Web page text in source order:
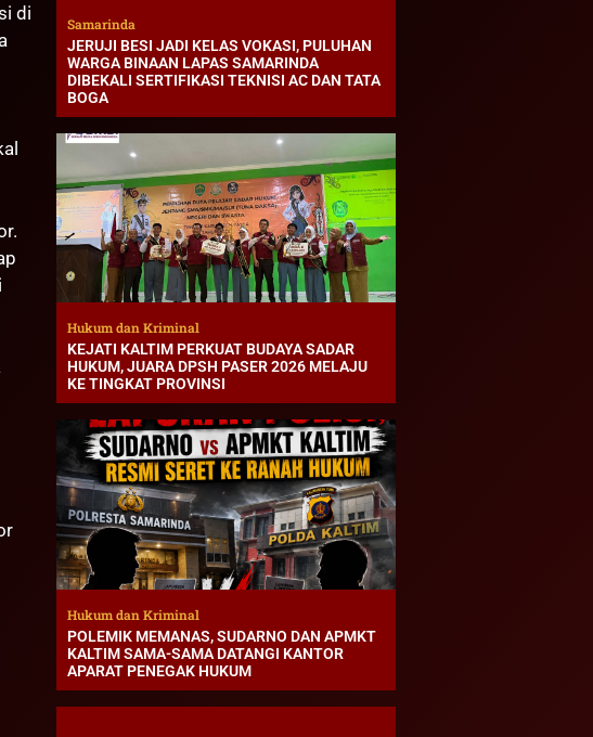
di
Samarinda
JERUJI BESI JADI KELAS VOKASI, PULUHAN
WARGA BINAAN LAPAS SAMARINDA
DIBEKALI SERTIFIKASI TEKNISI AC DAN TATA
BOGA
Hukum dan Kriminal
KEJATI KALTIM PERKUAT BUDAYA SADAR
HUKUM, JUARA DPSH PASER 2026 MELAJU
KE TINGKAT PROVINSI
Hukum dan Kriminal
POLEMIK MEMANAS, SUDARNO DAN APMKT
KALTIM SAMA-SAMA DATANGI KANTOR
APARAT PENEGAK HUKUM